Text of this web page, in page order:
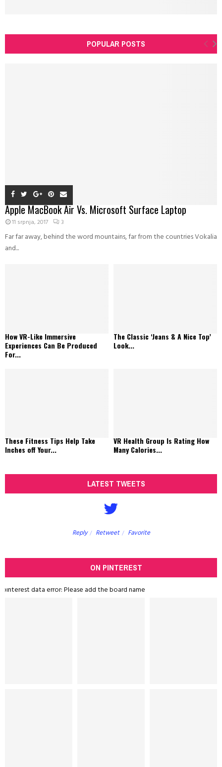
POPULAR POSTS
Apple MacBook Air Vs. Microsoft Surface Laptop
11 srpnja, 2017 3
Far far away, behind the word mountains, far from the countries Vokalia
and...
How VR-Like Immersive
Experiences Can Be Produced
For...
The Classic ‘Jeans & A Nice Top’
Look...
These Fitness Tips Help Take
Inches off Your...
VR Health Group Is Rating How
Many Calories...
LATEST TWEETS
Reply Retweet Favorite
ON PINTEREST
pinterest data error: Please add the board name